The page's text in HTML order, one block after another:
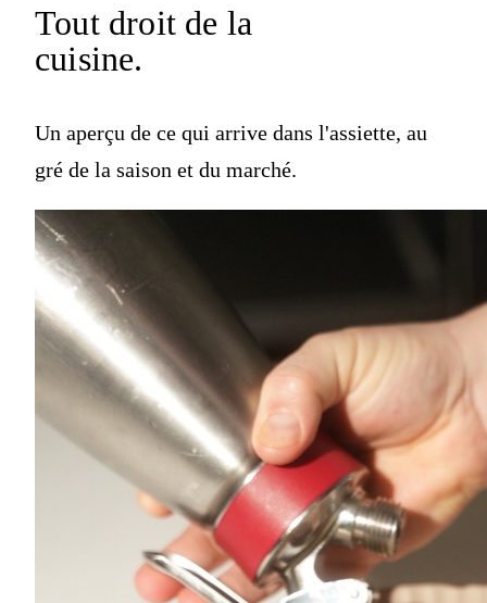
Tout droit de la
cuisine.
Un aperçu de ce qui arrive dans l'assiette, au
gré de la saison et du marché.